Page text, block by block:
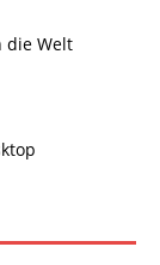
die Welt